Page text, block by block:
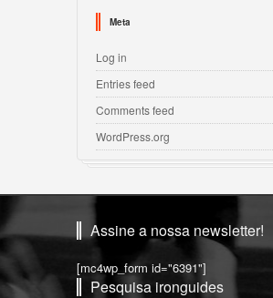
Meta
Log in
Entries feed
Comments feed
WordPress.org
Assine a nossa newsletter!
[mc4wp_form id="6391"]
Pesquisa ironguides